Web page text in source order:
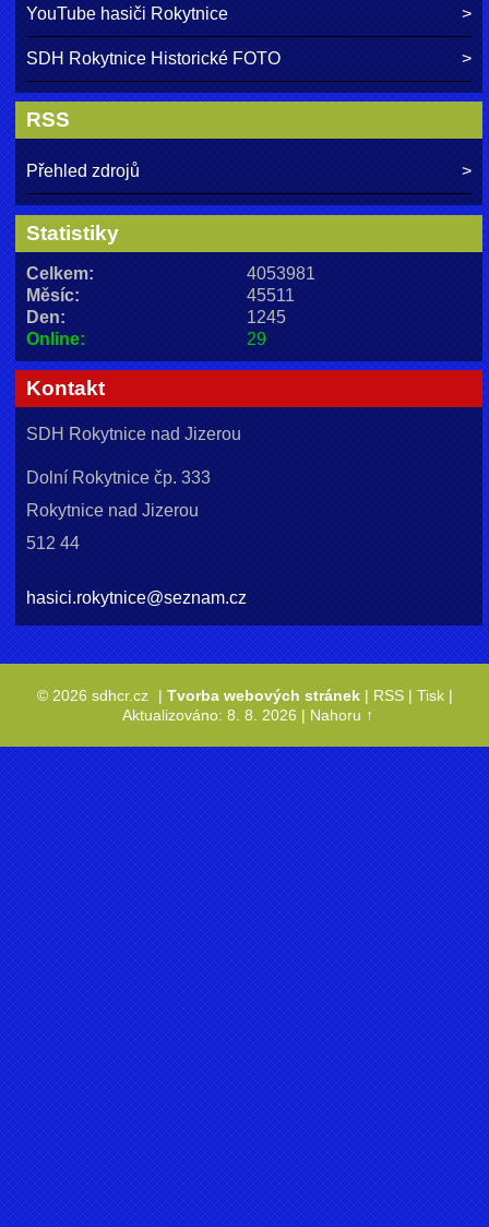
YouTube hasiči Rokytnice
SDH Rokytnice Historické FOTO
RSS
Přehled zdrojů
Statistiky
Online: 29
Celkem:
4053981
Měsíc:
45511
Den:
1245
Kontakt
SDH Rokytnice nad Jizerou
Dolní Rokytnice čp. 333
Rokytnice nad Jizerou
512 44
hasici.rokytnice@seznam.cz
© 2026 sdhcr.cz | Tvorba webových stránek| RSS| Tisk|
Aktualizováno: 8. 8. 2026 | Nahoru ↑